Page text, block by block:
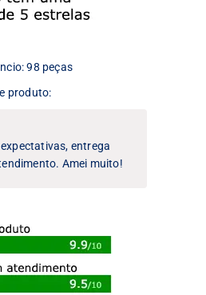
página
98 peças
produto:
entrega
Amei muito!